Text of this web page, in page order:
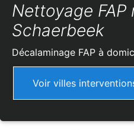
Nettoyage FAP
Schaerbeek
Décalaminage FAP à
Voir villes